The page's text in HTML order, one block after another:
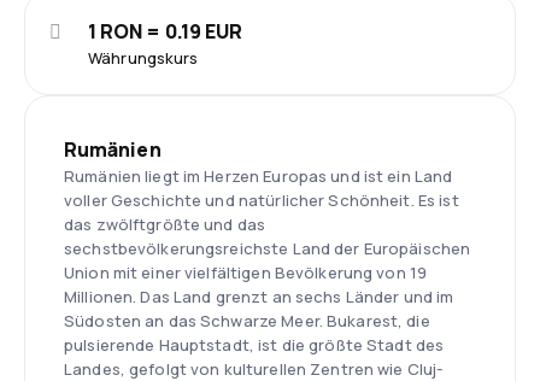
Währungskurs
1 RON = 0.19 EUR
Rumänien
Rumänien liegt im Herzen Europas und ist ein Land
voller Geschichte und natürlicher Schönheit. Es ist
das zwölftgrößte und das
sechstbevölkerungsreichste Land der Europäischen
Union mit einer vielfältigen Bevölkerung von 19
Millionen. Das Land grenzt an sechs Länder und im
Südosten an das Schwarze Meer. Bukarest, die
pulsierende Hauptstadt, ist die größte Stadt des
Landes, gefolgt von kulturellen Zentren wie Cluj-